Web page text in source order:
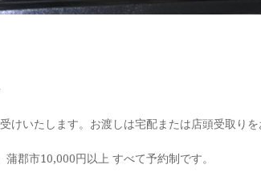
けいたします。お渡しは宅配または店頭受取りを
郡市10,000円以上 すべて予約制です。